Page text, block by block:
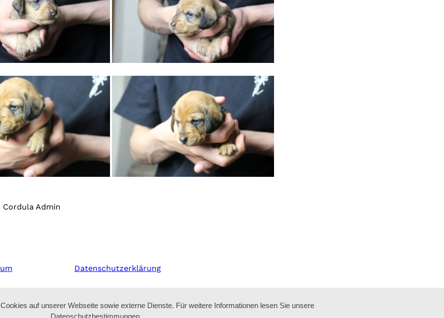
Cordula Admin
Datenschutzerklärung
auf unserer Webseite sowie externe Dienste. Für weitere Informationen lesen Sie unsere